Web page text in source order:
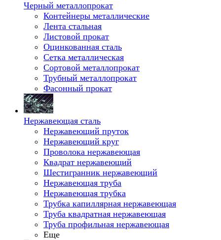
Черный металлопрокат
Контейнеры металлические
Лента стальная
Листовой прокат
Оцинкованная сталь
Сетка металлическая
Сортовой металлопрокат
Трубный металлопрокат
Фасонный прокат
Нержавеющая сталь
Нержавеющий пруток
Нержавеющий круг
Проволока нержавеющая
Квадрат нержавеющий
Шестигранник нержавеющий
Нержавеющая труба
Нержавеющая трубка
Трубка капиллярная нержавеющая
Труба квадратная нержавеющая
Труба профильная нержавеющая
Еще